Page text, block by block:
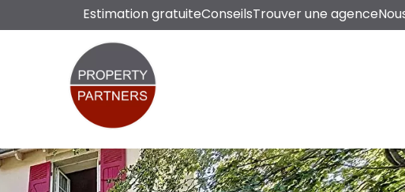
Estimation gratuiteConseilsTrouver une agence